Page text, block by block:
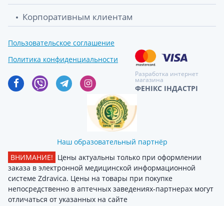
Корпоративным клиентам
Пользовательское соглашение
Политика конфиденциальности
Разработка интернет
магазина
ФЕНІКС ІНДАСТРІ
Наш образовательный партнёр
ВНИМАНИЕ! Цены актуальны только при оформлении
заказа в электронной медицинской информационной
системе Zdravica. Цены на товары при покупке
непосредственно в аптечных заведениях-партнерах могут
отличаться от указанных на сайте